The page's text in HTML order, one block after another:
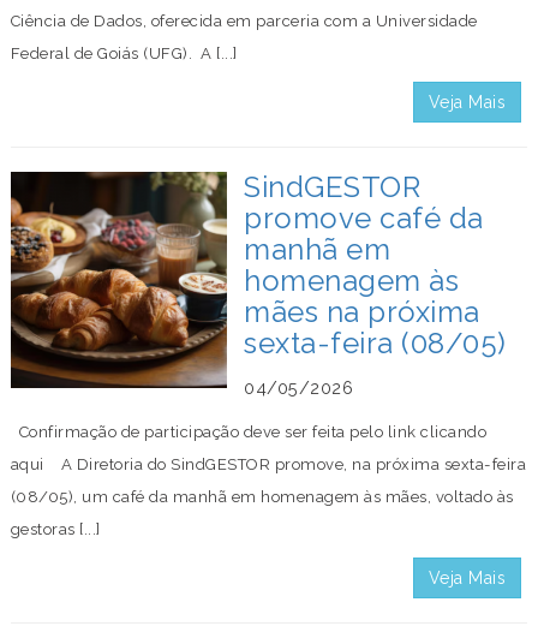
Ciência de Dados, oferecida em parceria com a Universidade
Federal de Goiás (UFG). A [...]
Veja Mais
SindGESTOR
promove café da
manhã em
homenagem às
mães na próxima
sexta-feira (08/05)
04/05/2026
Confirmação de participação deve ser feita pelo link clicando
aqui A Diretoria do SindGESTOR promove, na próxima sexta-feira
(08/05), um café da manhã em homenagem às mães, voltado às
gestoras [...]
Veja Mais